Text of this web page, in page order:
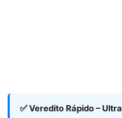
✅ Veredito Rápido –